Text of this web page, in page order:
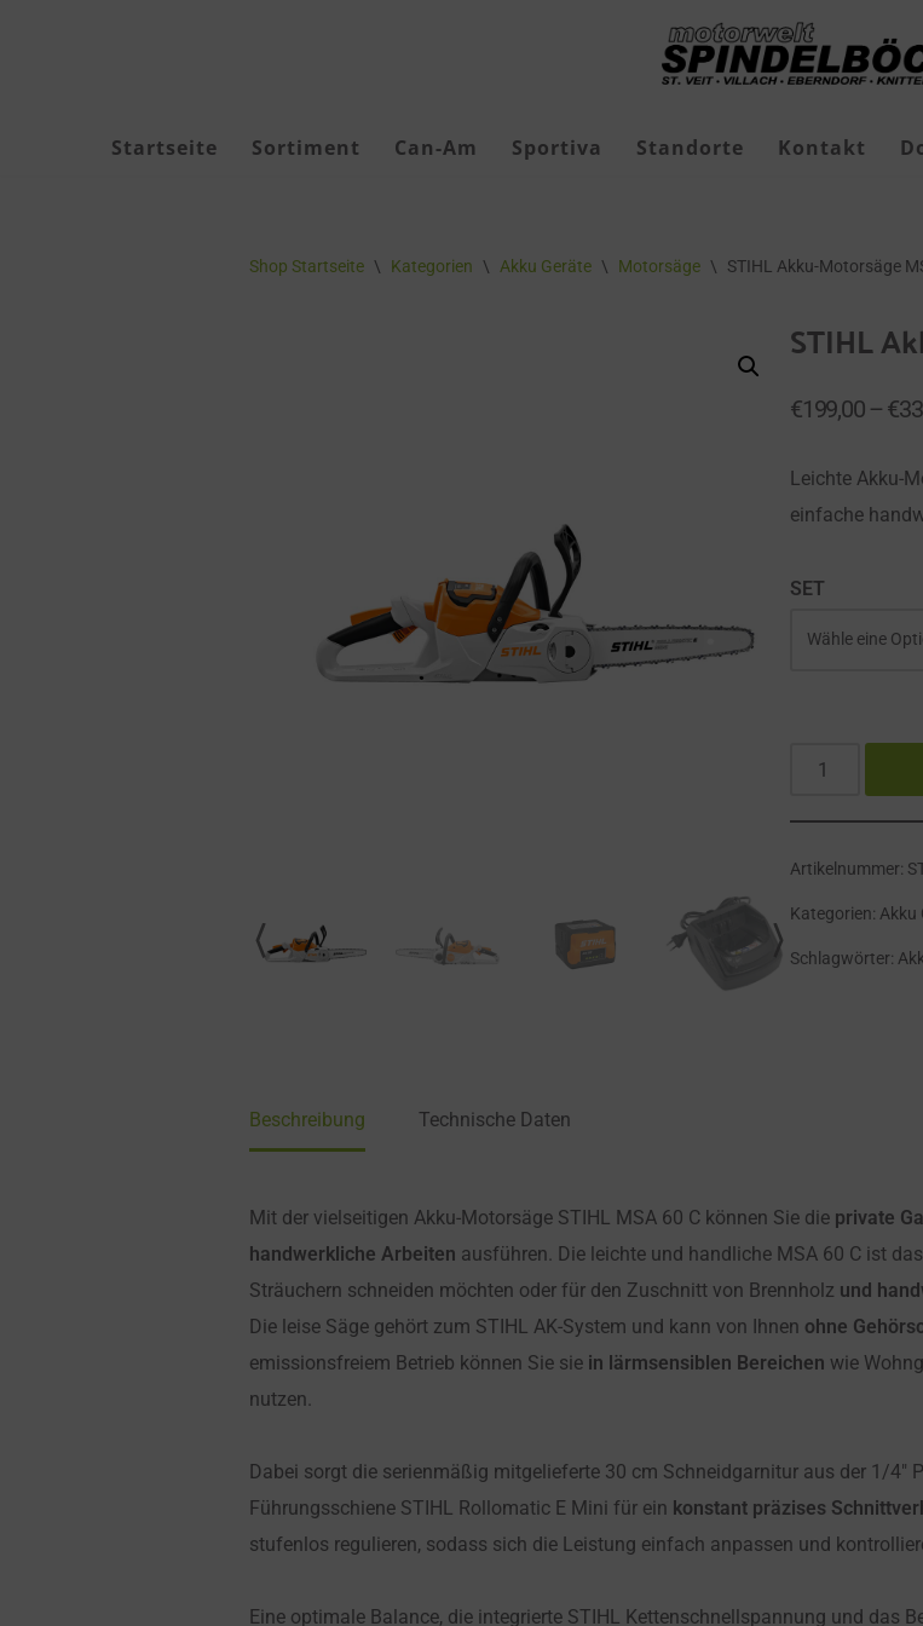
Startseite Sortiment Can-Am Sportiva Standorte Kontakt
Akkus & Ladegeräte Geschenkgutscheine
Roborock Zubehör
Shop Startseite \ Kategorien \ Akku Geräte \ Motorsäge \ STIHL Akku-Motorsäge
STIHL
€199,00– €
Leichte Akku-
einfache
SET
Artikelnummer:
Kategorien:Akku
Schlagwörter:
Beschreibung Technische Daten
Mit der vielseitigen Akku-Motorsäge STIHL MSA 60 C können Sie die private
handwerkliche Arbeiten ausführen. Die leichte und handliche MSA 60 C ist
Sträuchern schneiden möchten oder für den Zuschnitt von Brennholz und
Die leise Säge gehört zum STIHL AK-System und kann von Ihnen ohne
emissionsfreiem Betrieb können Sie sie in lärmsensiblen Bereichen wie
nutzen.
Dabei sorgt die serienmäßig mitgelieferte 30 cm Schneidgarnitur aus der 1/4″
Führungsschiene STIHL Rollomatic E Mini für ein konstant präzises
stufenlos regulieren, sodass sich die Leistung einfach anpassen und
Eine optimale Balance, die integrierte STIHL Kettenschnellspannung und das